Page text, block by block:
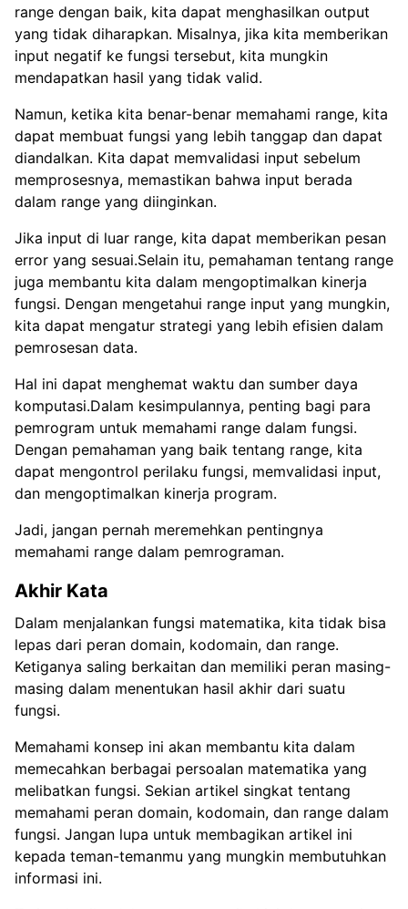
range dengan baik, kita dapat menghasilkan output
yang tidak diharapkan. Misalnya, jika kita memberikan
input negatif ke fungsi tersebut, kita mungkin
mendapatkan hasil yang tidak valid.
Namun, ketika kita benar-benar memahami range, kita
dapat membuat fungsi yang lebih tanggap dan dapat
diandalkan. Kita dapat memvalidasi input sebelum
memprosesnya, memastikan bahwa input berada
dalam range yang diinginkan.
Jika input di luar range, kita dapat memberikan pesan
error yang sesuai.Selain itu, pemahaman tentang range
juga membantu kita dalam mengoptimalkan kinerja
fungsi. Dengan mengetahui range input yang mungkin,
kita dapat mengatur strategi yang lebih efisien dalam
pemrosesan data.
Hal ini dapat menghemat waktu dan sumber daya
komputasi.Dalam kesimpulannya, penting bagi para
pemrogram untuk memahami range dalam fungsi.
Dengan pemahaman yang baik tentang range, kita
dapat mengontrol perilaku fungsi, memvalidasi input,
dan mengoptimalkan kinerja program.
Jadi, jangan pernah meremehkan pentingnya
memahami range dalam pemrograman.
Akhir Kata
Dalam menjalankan fungsi matematika, kita tidak bisa
lepas dari peran domain, kodomain, dan range.
Ketiganya saling berkaitan dan memiliki peran masing-
masing dalam menentukan hasil akhir dari suatu
fungsi.
Memahami konsep ini akan membantu kita dalam
memecahkan berbagai persoalan matematika yang
melibatkan fungsi. Sekian artikel singkat tentang
memahami peran domain, kodomain, dan range dalam
fungsi. Jangan lupa untuk membagikan artikel ini
kepada teman-temanmu yang mungkin membutuhkan
informasi ini.